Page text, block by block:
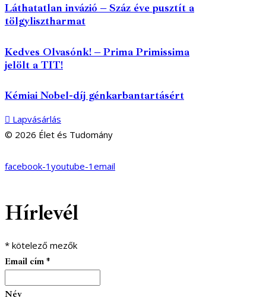
Láthatatlan invázió – Száz éve pusztít a
tölgylisztharmat
Kedves Olvasónk! – Prima Primissima
jelölt a TIT!
Kémiai Nobel-díj génkarbantartásért
Lapvásárlás
© 2026 Élet és Tudomány
facebook-1 youtube-1 email
Hírlevél
* kötelező mezők
Email cím *
Név